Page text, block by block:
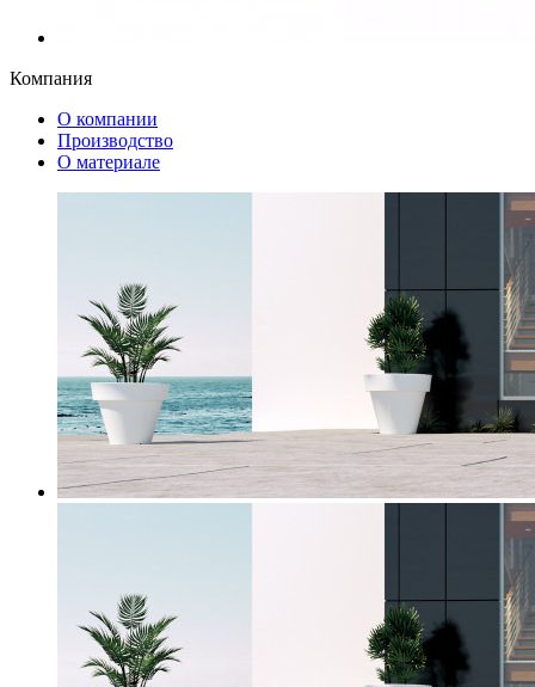
Компания
О компании
Производство
О материале